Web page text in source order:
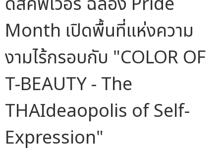
Month เปิดพื้นที่แห่งความ
งามไร้กรอบกับ "COLOR OF
T-BEAUTY - The
THAIdeaopolis of Self-
Expression"